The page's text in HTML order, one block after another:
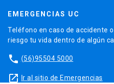
EMERGENCIAS UC
Teléfono en caso de accidente
riesgo tu vida dentro de algún
phone (56)95504 5000
launch Ir al sitio de Emergencias